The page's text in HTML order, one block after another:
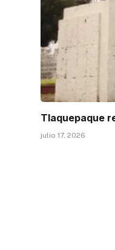
Tlaquepaque
julio 17, 2026